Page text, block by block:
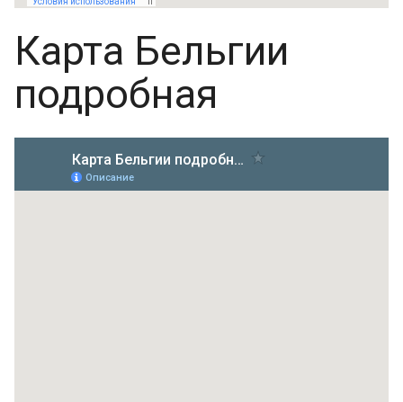
Карта Бельгии
подробная